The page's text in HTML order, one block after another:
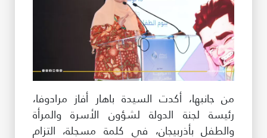
من جانبها، أكدت السيدة باهار أفاز مرادوفا،
رئيسة لجنة الدولة لشؤون الأسرة والمرأة
والطفل بأذربيجان، في كلمة مسجلة، التزام